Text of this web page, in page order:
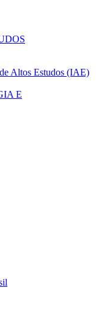
Altos Estudos (IAE)
E